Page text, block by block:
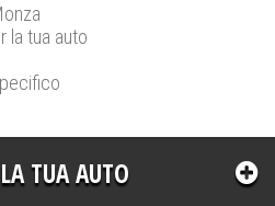
la tua auto
TUA AUTO